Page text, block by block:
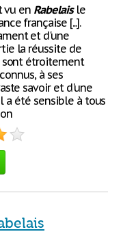
vu en Rabelaisle
française [...].
et d'une
la réussite de
étroitement
à ses
savoir et d'une
a été sensible à tous